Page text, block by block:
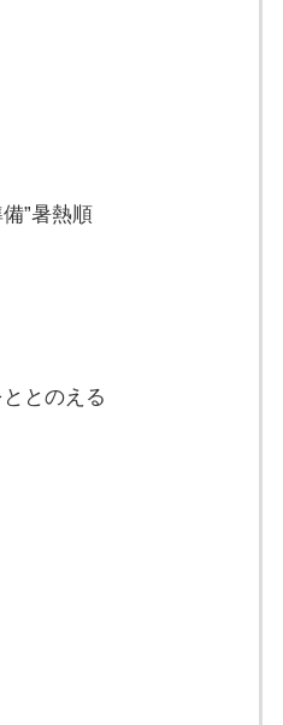
”暑熱順
”
とのえる